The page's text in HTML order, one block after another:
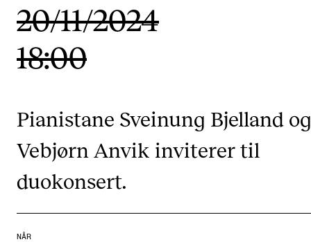
Etterutdanning og kurs
Talentutvikling
Søknad og opptak
Biblioteket
Fagmiljøer
Studentutvalet SUT (student.nmh.no)
20/11/2024
18:00
Pianistane Sveinung Bjelland og
Vebjørn Anvik inviterer til
duokonsert.
NÅR